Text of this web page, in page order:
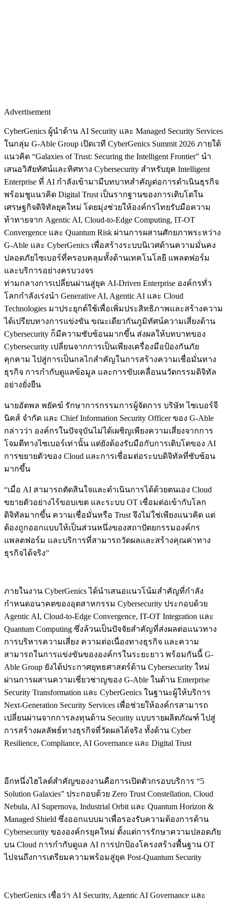
Advertisement
CyberGenics ผู้นำด้าน AI Security และ Managed Security Services
ในกลุ่ม G-Able Group เปิดเวที CyberGenics Summit 2026 ภายใต้
แนวคิด “Galaxies of Trust: Securing the Intelligent Frontier” นำ
เสนอวิสัยทัศน์และทิศทาง Cybersecurity สำหรับยุค Intelligent
Enterprise ที่ AI กำลังเข้ามามีบทบาทสำคัญต่อการดำเนินธุรกิจ
พร้อมชูแนวคิด Digital Trust เป็นรากฐานของการเติบโตใน
เศรษฐกิจดิจิทัลยุคใหม่ โดยมุ่งช่วยให้องค์กรไทยรับมือความ
ท้าทายจาก Agentic AI, Cloud-to-Edge Computing, IT-OT
Convergence และ Quantum Risk ผ่านการผสานศักยภาพระหว่าง
G-Able และ CyberGenics เพื่อสร้างระบบนิเวศด้านความมั่นคง
ปลอดภัยไซเบอร์ที่ครอบคลุมทั้งด้านเทคโนโลยี แพลตฟอร์ม
และบริการอย่างครบวงจร
ท่ามกลางการเปลี่ยนผ่านสู่ยุค AI-Driven Enterprise องค์กรทั่ว
โลกกำลังเร่งนำ Generative AI, Agentic AI และ Cloud
Technologies มาประยุกต์ใช้เพื่อเพิ่มประสิทธิภาพและสร้างความ
ได้เปรียบทางการแข่งขัน ขณะเดียวกันภูมิทัศน์ความเสี่ยงด้าน
Cybersecurity ก็มีความซับซ้อนมากขึ้น ส่งผลให้บทบาทของ
Cybersecurity เปลี่ยนจากการเป็นเพียงเครื่องมือป้องกันภัย
คุกคาม ไปสู่การเป็นกลไกสำคัญในการสร้างความเชื่อมั่นทาง
ธุรกิจ การกำกับดูแลข้อมูล และการขับเคลื่อนนวัตกรรมดิจิทัล
อย่างยั่งยืน
นายอัตพล พยัคฆ์ รักษาการกรรมการผู้จัดการ บริษัท ไซเบอร์จี
นิคส์ จำกัด และ Chief Information Security Officer ของ G-Able
กล่าวว่า องค์กรในปัจจุบันไม่ได้เผชิญเพียงความเสี่ยงจากการ
โจมตีทางไซเบอร์เท่านั้น แต่ยังต้องรับมือกับการเติบโตของ AI
การขยายตัวของ Cloud และการเชื่อมต่อระบบดิจิทัลที่ซับซ้อน
มากขึ้น
“เมื่อ AI สามารถตัดสินใจและดำเนินการได้ด้วยตนเอง Cloud
ขยายตัวอย่างไร้ขอบเขต และระบบ OT เชื่อมต่อเข้ากับโลก
ดิจิทัลมากขึ้น ความเชื่อมั่นหรือ Trust จึงไม่ใช่เพียงแนวคิด แต่
ต้องถูกออกแบบให้เป็นส่วนหนึ่งของสถาปัตยกรรมองค์กร
แพลตฟอร์ม และบริการที่สามารถวัดผลและสร้างคุณค่าทาง
ธุรกิจได้จริง”
ภายในงาน CyberGenics ได้นำเสนอแนวโน้มสำคัญที่กำลัง
กำหนดอนาคตของอุตสาหกรรม Cybersecurity ประกอบด้วย
Agentic AI, Cloud-to-Edge Convergence, IT-OT Integration และ
Quantum Computing ซึ่งล้วนเป็นปัจจัยสำคัญที่ส่งผลต่อแนวทาง
การบริหารความเสี่ยง ความต่อเนื่องทางธุรกิจ และความ
สามารถในการแข่งขันขององค์กรในระยะยาว พร้อมกันนี้ G-
Able Group ยังได้ประกาศยุทธศาสตร์ด้าน Cybersecurity ใหม่
ผ่านการผสานความเชี่ยวชาญของ G-Able ในด้าน Enterprise
Security Transformation และ CyberGenics ในฐานะผู้ให้บริการ
Next-Generation Security Services เพื่อช่วยให้องค์กรสามารถ
เปลี่ยนผ่านจากการลงทุนด้าน Security แบบรายผลิตภัณฑ์ ไปสู่
การสร้างผลลัพธ์ทางธุรกิจที่วัดผลได้จริง ทั้งด้าน Cyber
Resilience, Compliance, AI Governance และ Digital Trust
อีกหนึ่งไฮไลต์สำคัญของงานคือการเปิดตัวกรอบบริการ “5
Solution Galaxies” ประกอบด้วย Zero Trust Constellation, Cloud
Nebula, AI Supernova, Industrial Orbit และ Quantum Horizon &
Managed Shield ซึ่งออกแบบมาเพื่อรองรับความต้องการด้าน
Cybersecurity ขององค์กรยุคใหม่ ตั้งแต่การรักษาความปลอดภัย
บน Cloud การกำกับดูแล AI การปกป้องโครงสร้างพื้นฐาน OT
ไปจนถึงการเตรียมความพร้อมสู่ยุค Post-Quantum Security
CyberGenics เชื่อว่า AI Security, Agentic AI Governance และ